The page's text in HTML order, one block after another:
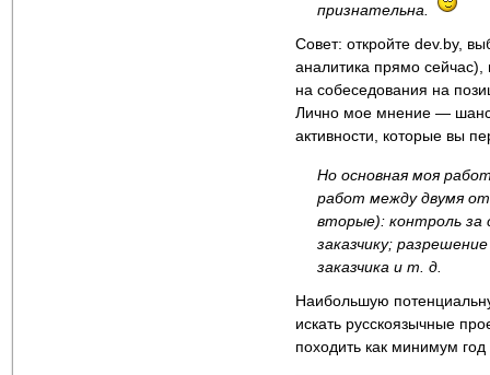
признательна.
Совет: откройте dev.by,
аналитика прямо
на собеседования на
Лично мое мнение — шанс
активности, которые вы
Но основная моя
работ между двумя
вторые): контроль за
заказчику;
заказчика и т. д.
Наибольшую
искать русскоязычные
походить как минимум год